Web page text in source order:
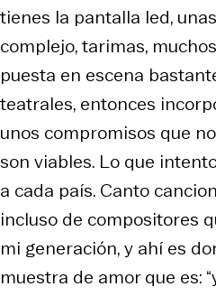
tienes la pantalla led,
complejo, tarimas,
puesta en escena
teatrales, entonces
unos compromisos que
son viables. Lo que
a cada país. Canto
incluso de compositores
mi generación, y ahí es
muestra de amor que es: